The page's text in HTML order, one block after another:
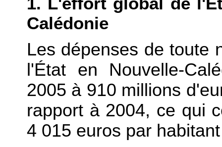
Calédonie
Les dépenses de toute
l'État en Nouvelle-
2005 à 910 millions
rapport à 2004, ce qui
4 015 euros par